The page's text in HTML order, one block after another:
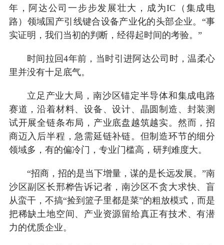
年，阿达公司一步步发展壮大，成为IC（集成电
路）领域国产引线键合设备产业化的头部企业。“事
实证明，我们当初的判断，经得起时间的考验。”
时间拉回4年前，当时引进阿达公司时，温柔心
里并没有十足底气。
立足产业大局，南沙区锚定半导体和集成电路
赛道，沿着材料、设备、设计、晶圆制造、封装测
试开展全链条布局，产业底盘越筑越实。然而，招
商迈入后半程，急需延链补链。但制造环节的细分
领域多，有的偏冷门，专业门槛高，研判难度大。
“招商，招的是当下增量，谋的是长远发展。”南
沙区副区长邢桦告诉记者，南沙区不贪大求快、盲
从蛮干，不搞“捡到篮子里都是菜”的粗放模式，而是
把稀缺土地空间、产业资源留给真正有技术、有潜
力的优质企业。